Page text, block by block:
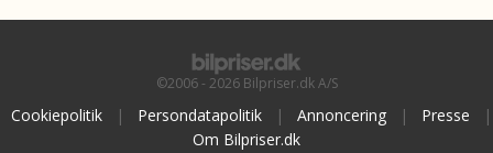
©2006 - 2026 Bilpriser.dk A/S
Cookiepolitik | Persondatapolitik | Annoncering | Presse
|
Om Bilpriser.dk